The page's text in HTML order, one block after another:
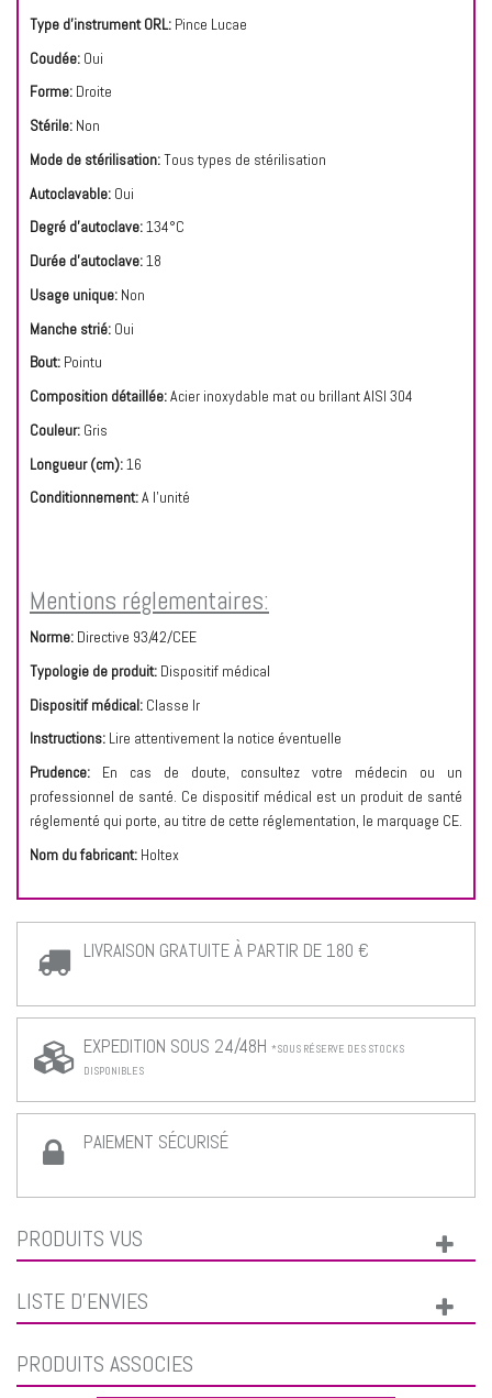
Type d'instrument ORL: Pince Lucae
Coudée: Oui
Forme: Droite
Stérile: Non
Mode de stérilisation:Tous types de stérilisation
Autoclavable: Oui
Degré d'autoclave:134°C
Durée d'autoclave:18
Usage unique: Non
Manche strié: Oui
Bout: Pointu
Composition détaillée:Acier inoxydable mat ou brillant AISI 304
Couleur: Gris
Longueur (cm):16
Conditionnement:A l'unité
Mentions réglementaires:
Norme: Directive 93/42/CEE
Typologie de produit: Dispositif médical
Dispositif médical: Classe Ir
Instructions: Lire attentivement la notice éventuelle
Prudence: En cas de doute, consultez votre médecin ou un
professionnel de santé. Ce dispositif médical est un produit de santé
réglementé qui porte, au titre de cette réglementation, le marquage CE.
Nom du fabricant: Holtex
LIVRAISON GRATUITE À PARTIR DE 180 €
EXPEDITION SOUS 24/48H *SOUS RÉSERVE DES STOCKS
DISPONIBLES
PAIEMENT SÉCURISÉ
PRODUITS VUS
LISTE D'ENVIES
PRODUITS ASSOCIÉS